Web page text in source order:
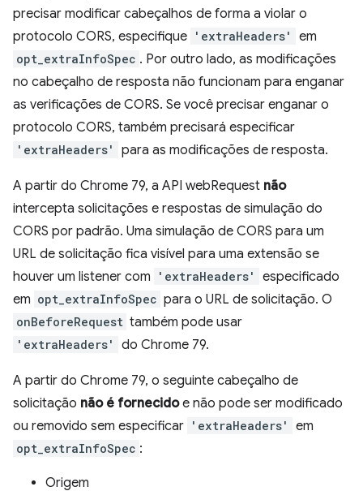
precisar modificar cabeçalhos de forma a violar o
protocolo CORS, especifique 'extraHeaders' em
opt_extraInfoSpec . Por outro lado, as modificações
no cabeçalho de resposta não funcionam para enganar
as verificações de CORS. Se você precisar enganar o
protocolo CORS, também precisará especificar
'extraHeaders' para as modificações de resposta.
A partir do Chrome 79, a API webRequest não
intercepta solicitações e respostas de simulação do
CORS por padrão. Uma simulação de CORS para um
URL de solicitação fica visível para uma extensão se
houver um listener com
'extraHeaders'
especificado
em opt_extraInfoSpec para o URL de solicitação. O
onBeforeRequest também pode usar
'extraHeaders' do Chrome 79.
A partir do Chrome 79, o seguinte cabeçalho de
solicitação não é fornecidoe não pode ser modificado
ou removido sem especificar 'extraHeaders' em
opt_extraInfoSpec :
Origem